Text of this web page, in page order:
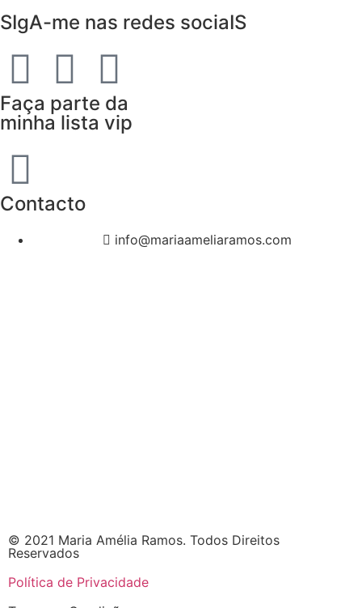
SIgA-me nas redes sociaIS
Faça parte da
minha lista vip
Contacto
info@mariaameliaramos.com
© 2021 Maria Amélia Ramos. Todos Direitos
Reservados
Política de Privacidade